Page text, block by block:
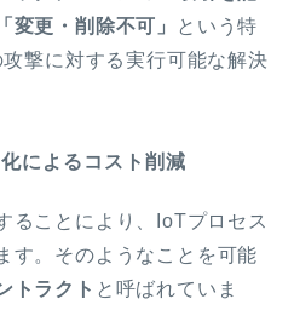
変更・削除不可」
という特
撃に対する実行可能な解決
によるコスト削減
ることにより、IoTプロセス
す。そのようなことを可能
トラクト と呼ばれていま